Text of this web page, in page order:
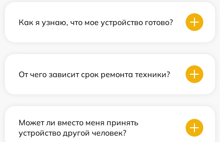
Как я узнаю, что мое устройство готово?
От чего зависит срок ремонта техники?
Может ли вместо меня принять
устройство другой человек?